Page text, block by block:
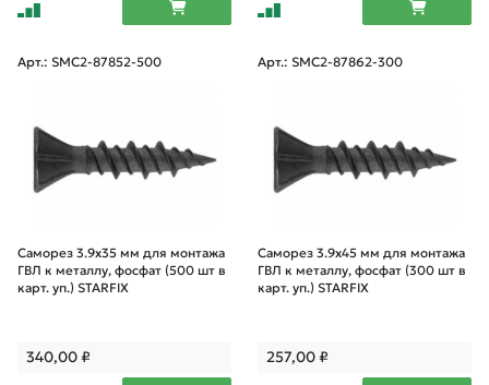
Арт.: SMC2-87852-500
Саморез 3.9х35 мм для монтажа
ГВЛ к металлу, фосфат (500 шт в
карт. уп.) STARFIX
340,00₽
Арт.: SMC2-87862-300
Саморез 3.9х45 мм для монтажа
ГВЛ к металлу, фосфат (300 шт в
карт. уп.) STARFIX
257,00₽